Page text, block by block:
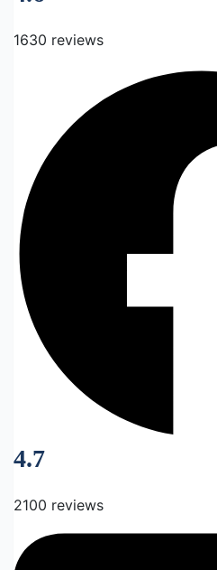
1630 reviews
4.7
2100 reviews